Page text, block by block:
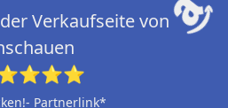
Verkaufseite von
Partnerlink*